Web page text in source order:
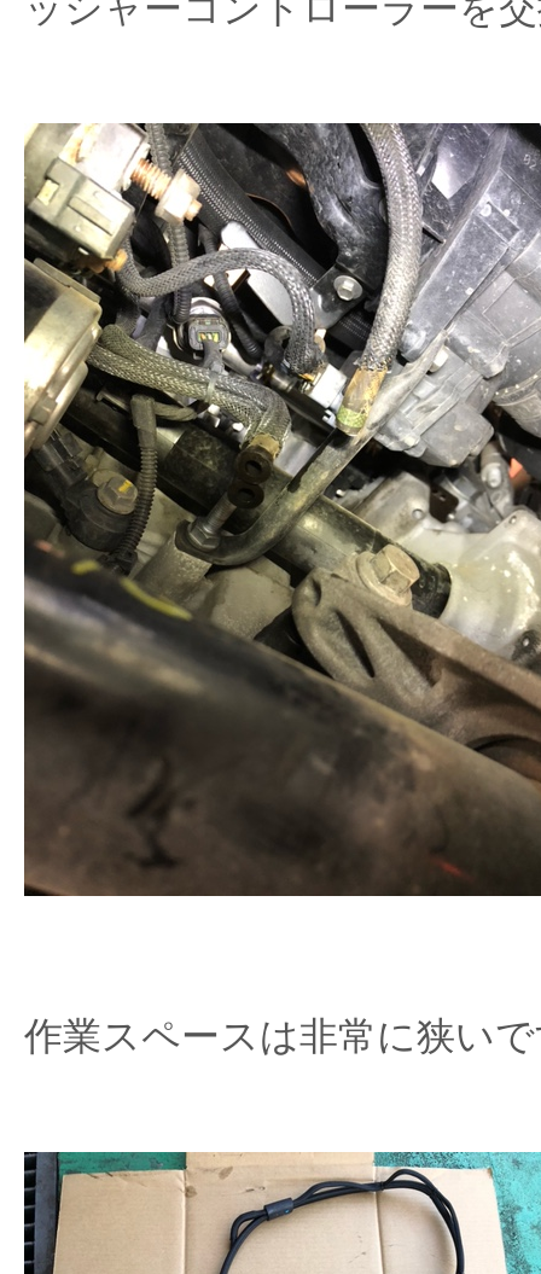
作業スペースは非常に狭い